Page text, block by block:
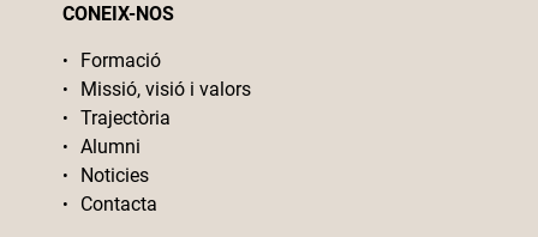
CONEIX-NOS
Formació
Missió, visió i valors
Trajectòria
Alumni
Noticies
Contacta